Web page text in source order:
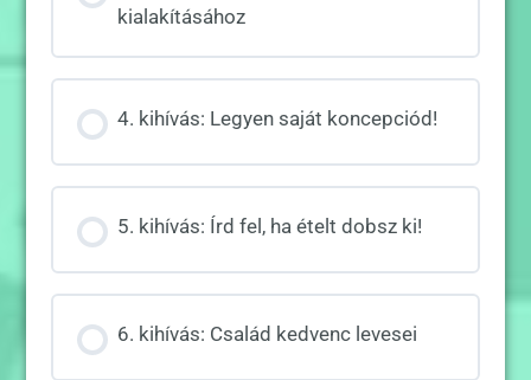
kialakításához
4. kihívás: Legyen saját koncepciód!
5. kihívás: Írd fel, ha ételt dobsz ki!
6. kihívás: Család kedvenc levesei